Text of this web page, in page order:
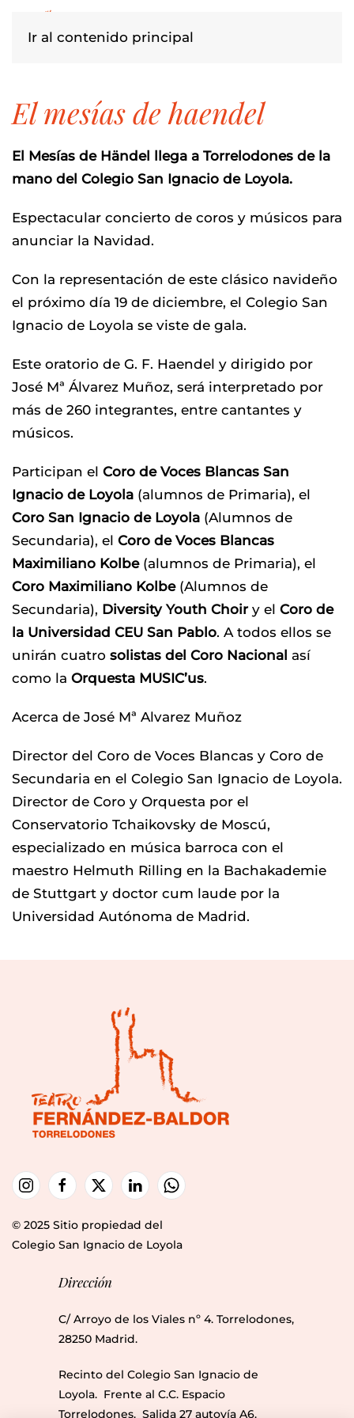
Ir al contenido principal
el mesías de haendel
El Mesías de Händel llega a Torrelodones de la
mano del Colegio San Ignacio de Loyola.
Espectacular concierto de coros y músicos para
anunciar la Navidad.
Con la representación de este clásico navideño
el próximo día 19 de diciembre, el Colegio San
Ignacio de Loyola se viste de gala.
Este oratorio de G. F. Haendel y dirigido por
José Mª Álvarez Muñoz, será interpretado por
más de 260 integrantes, entre cantantes y
músicos.
Participan el Coro de Voces Blancas San
Ignacio de Loyola (alumnos de Primaria), el
Coro San Ignacio de Loyola (Alumnos de
Secundaria), el Coro de Voces Blancas
Maximiliano Kolbe(alumnos de Primaria), el
Coro Maximiliano Kolbe(Alumnos de
Secundaria), Diversity Youth Choir y el Coro de
la Universidad CEU San Pablo. A todos ellos se
unirán cuatro solistas del Coro Nacional así
como la Orquesta MUSIC’us.
Acerca de José Mª Alvarez Muñoz
Director del Coro de Voces Blancas y Coro de
Secundaria en el Colegio San Ignacio de Loyola.
Director de Coro y Orquesta por el
Conservatorio Tchaikovsky de Moscú,
especializado en música barroca con el
maestro Helmuth Rilling en la Bachakademie
de Stuttgart y doctor cum laude por la
Universidad Autónoma de Madrid.
© 2025 Sitio propiedad del
Colegio San Ignacio de Loyola
Dirección
C/ Arroyo de los Viales nº 4. Torrelodones,
28250 Madrid.
Recinto del Colegio San Ignacio de
Loyola. Frente al C.C. Espacio
Torrelodones. Salida 27 autovía A6.